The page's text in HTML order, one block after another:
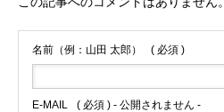
名前（例：山田 太郎） ( 必須 )
E-MAIL ( 必須 ) - 公開されません -